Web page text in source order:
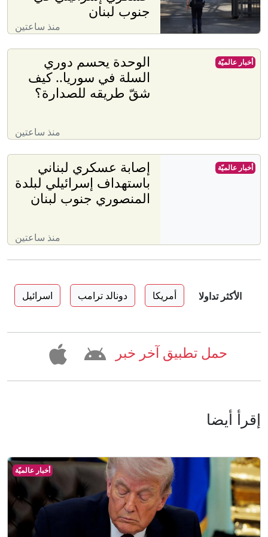
جنوب لبنان
منذ ساعتين
الوحدة يحسم دوري
السلة في سوريا.. كيف
شقّ طريقه للصدارة؟
منذ ساعتين
أخبار عالميّة
إصابة عسكري لبناني
باستهداف إسرائيلي لبلدة
المنصوري جنوب لبنان
منذ ساعتين
أخبار عالميّة
الأكثر تداولا أمريكا دونالد ترامب اسرائيل
حمل تطبيق آخر خبر
إقرأ أيضا
أخبار عالميّة